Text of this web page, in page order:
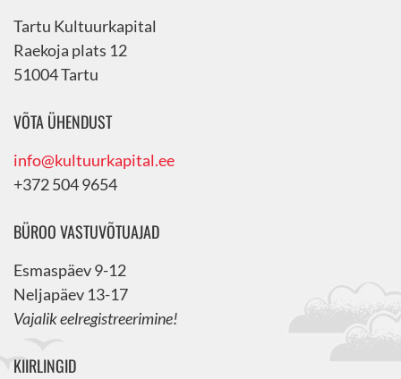
Tartu Kultuurkapital
Raekoja plats 12
51004 Tartu
VÕTA ÜHENDUST
info@kultuurkapital.ee
+372 504 9654
BÜROO VASTUVÕTUAJAD
Esmaspäev 9-12
Neljapäev 13-17
Vajalik eelregistreerimine!
KIIRLINGID